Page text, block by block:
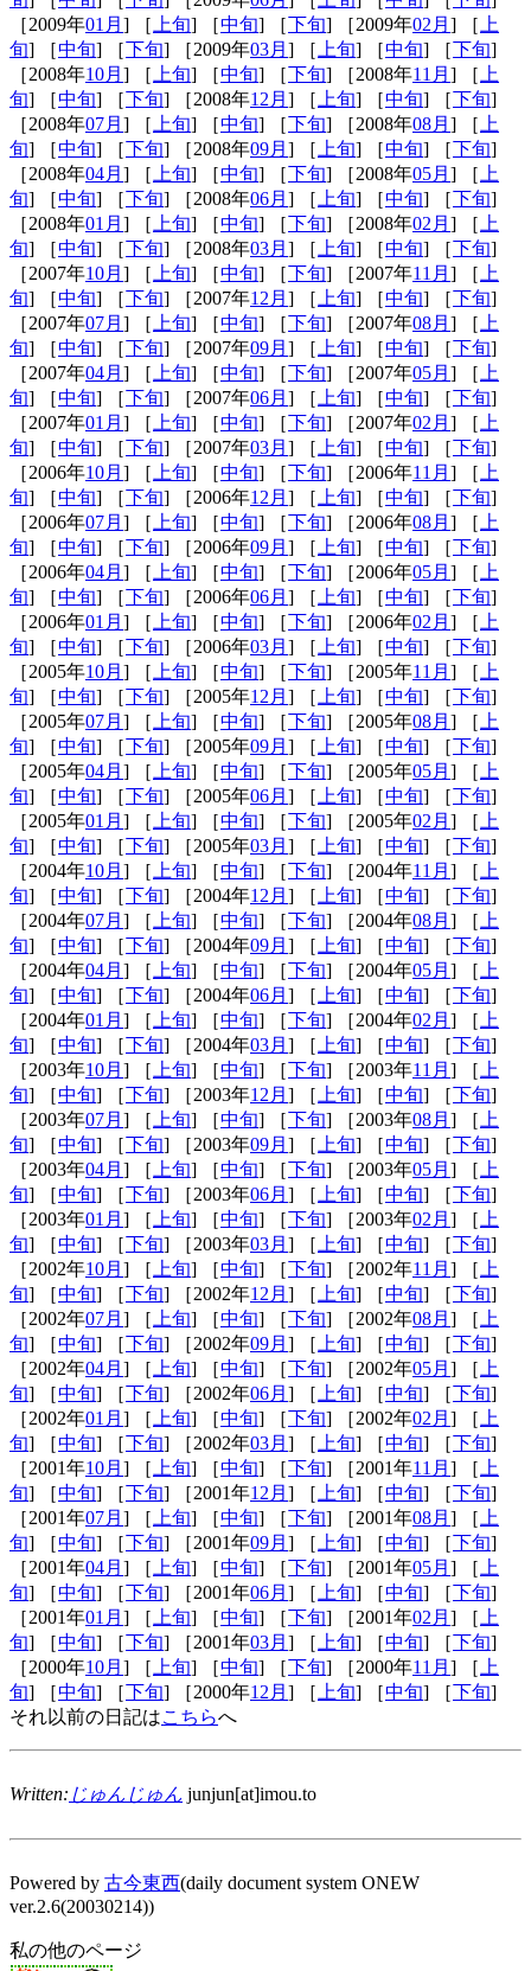
［2009年01月 ] ［ 上旬] ［中旬] ［下旬] ［2009年02月 ] ［ 上
旬] ［中旬] ［下旬] ［2009年03月 ] ［ 上旬] ［中旬] ［下旬]
［2008年10月 ] ［ 上旬] ［中旬] ［下旬] ［2008年11月 ] ［ 上
旬] ［中旬] ［下旬] ［2008年12月 ] ［ 上旬] ［中旬] ［下旬]
［2008年07月 ] ［ 上旬] ［中旬] ［下旬] ［2008年08月 ] ［ 上
旬] ［中旬] ［下旬] ［2008年09月 ] ［ 上旬] ［中旬] ［下旬]
［2008年04月 ] ［ 上旬] ［中旬] ［下旬] ［2008年05月 ] ［ 上
旬] ［中旬] ［下旬] ［2008年06月 ] ［ 上旬] ［中旬] ［下旬]
［2008年01月 ] ［ 上旬] ［中旬] ［下旬] ［2008年02月 ] ［ 上
旬] ［中旬] ［下旬] ［2008年03月 ] ［ 上旬] ［中旬] ［下旬]
［2007年10月 ] ［ 上旬] ［中旬] ［下旬] ［2007年11月 ] ［ 上
旬] ［中旬] ［下旬] ［2007年12月 ] ［ 上旬] ［中旬] ［下旬]
［2007年07月 ] ［ 上旬] ［中旬] ［下旬] ［2007年08月 ] ［ 上
旬] ［中旬] ［下旬] ［2007年09月 ] ［ 上旬] ［中旬] ［下旬]
［2007年04月 ] ［ 上旬] ［中旬] ［下旬] ［2007年05月 ] ［ 上
旬] ［中旬] ［下旬] ［2007年06月 ] ［ 上旬] ［中旬] ［下旬]
［2007年01月 ] ［ 上旬] ［中旬] ［下旬] ［2007年02月 ] ［ 上
旬] ［中旬] ［下旬] ［2007年03月 ] ［ 上旬] ［中旬] ［下旬]
［2006年10月 ] ［ 上旬] ［中旬] ［下旬] ［2006年11月 ] ［ 上
旬] ［中旬] ［下旬] ［2006年12月 ] ［ 上旬] ［中旬] ［下旬]
［2006年07月 ] ［ 上旬] ［中旬] ［下旬] ［2006年08月 ] ［ 上
旬] ［中旬] ［下旬] ［2006年09月 ] ［ 上旬] ［中旬] ［下旬]
［2006年04月 ] ［ 上旬] ［中旬] ［下旬] ［2006年05月 ] ［ 上
旬] ［中旬] ［下旬] ［2006年06月 ] ［ 上旬] ［中旬] ［下旬]
［2006年01月 ] ［ 上旬] ［中旬] ［下旬] ［2006年02月 ] ［ 上
旬] ［中旬] ［下旬] ［2006年03月 ] ［ 上旬] ［中旬] ［下旬]
［2005年10月 ] ［ 上旬] ［中旬] ［下旬] ［2005年11月 ] ［ 上
旬] ［中旬] ［下旬] ［2005年12月 ] ［ 上旬] ［中旬] ［下旬]
［2005年07月 ] ［ 上旬] ［中旬] ［下旬] ［2005年08月 ] ［ 上
旬] ［中旬] ［下旬] ［2005年09月 ] ［ 上旬] ［中旬] ［下旬]
［2005年04月 ] ［ 上旬] ［中旬] ［下旬] ［2005年05月 ] ［ 上
旬] ［中旬] ［下旬] ［2005年06月 ] ［ 上旬] ［中旬] ［下旬]
［2005年01月 ] ［ 上旬] ［中旬] ［下旬] ［2005年02月 ] ［ 上
旬] ［中旬] ［下旬] ［2005年03月 ] ［ 上旬] ［中旬] ［下旬]
［2004年10月 ] ［ 上旬] ［中旬] ［下旬] ［2004年11月 ] ［ 上
旬] ［中旬] ［下旬] ［2004年12月 ] ［ 上旬] ［中旬] ［下旬]
［2004年07月 ] ［ 上旬] ［中旬] ［下旬] ［2004年08月 ] ［ 上
旬] ［中旬] ［下旬] ［2004年09月 ] ［ 上旬] ［中旬] ［下旬]
［2004年04月 ] ［ 上旬] ［中旬] ［下旬] ［2004年05月 ] ［ 上
旬] ［中旬] ［下旬] ［2004年06月 ] ［ 上旬] ［中旬] ［下旬]
［2004年01月 ] ［ 上旬] ［中旬] ［下旬] ［2004年02月 ] ［ 上
旬] ［中旬] ［下旬] ［2004年03月 ] ［ 上旬] ［中旬] ［下旬]
［2003年10月 ] ［ 上旬] ［中旬] ［下旬] ［2003年11月 ] ［ 上
旬] ［中旬] ［下旬] ［2003年12月 ] ［ 上旬] ［中旬] ［下旬]
［2003年07月 ] ［ 上旬] ［中旬] ［下旬] ［2003年08月 ] ［ 上
旬] ［中旬] ［下旬] ［2003年09月 ] ［ 上旬] ［中旬] ［下旬]
［2003年04月 ] ［ 上旬] ［中旬] ［下旬] ［2003年05月 ] ［ 上
旬] ［中旬] ［下旬] ［2003年06月 ] ［ 上旬] ［中旬] ［下旬]
［2003年01月 ] ［ 上旬] ［中旬] ［下旬] ［2003年02月 ] ［ 上
旬] ［中旬] ［下旬] ［2003年03月 ] ［ 上旬] ［中旬] ［下旬]
［2002年10月 ] ［ 上旬] ［中旬] ［下旬] ［2002年11月 ] ［ 上
旬] ［中旬] ［下旬] ［2002年12月 ] ［ 上旬] ［中旬] ［下旬]
［2002年07月 ] ［ 上旬] ［中旬] ［下旬] ［2002年08月 ] ［ 上
旬] ［中旬] ［下旬] ［2002年09月 ] ［ 上旬] ［中旬] ［下旬]
［2002年04月 ] ［ 上旬] ［中旬] ［下旬] ［2002年05月 ] ［ 上
旬] ［中旬] ［下旬] ［2002年06月 ] ［ 上旬] ［中旬] ［下旬]
［2002年01月 ] ［ 上旬] ［中旬] ［下旬] ［2002年02月 ] ［ 上
旬] ［中旬] ［下旬] ［2002年03月 ] ［ 上旬] ［中旬] ［下旬]
［2001年10月 ] ［ 上旬] ［中旬] ［下旬] ［2001年11月 ] ［ 上
旬] ［中旬] ［下旬] ［2001年12月 ] ［ 上旬] ［中旬] ［下旬]
［2001年07月 ] ［ 上旬] ［中旬] ［下旬] ［2001年08月 ] ［ 上
旬] ［中旬] ［下旬] ［2001年09月 ] ［ 上旬] ［中旬] ［下旬]
［2001年04月 ] ［ 上旬] ［中旬] ［下旬] ［2001年05月 ] ［ 上
旬] ［中旬] ［下旬] ［2001年06月 ] ［ 上旬] ［中旬] ［下旬]
［2001年01月 ] ［ 上旬] ［中旬] ［下旬] ［2001年02月 ] ［ 上
旬] ［中旬] ［下旬] ［2001年03月 ] ［ 上旬] ［中旬] ［下旬]
［2000年10月 ] ［ 上旬] ［中旬] ［下旬] ［2000年11月 ] ［ 上
旬] ［中旬] ［下旬] ［2000年12月 ] ［ 上旬] ［中旬] ［下旬]
それ以前の日記はこちらへ
Written: じゅんじゅん junjun[at]imou.to
Powered by 古今東西(daily document system ONEW
ver.2.6(20030214))
私の他のページ